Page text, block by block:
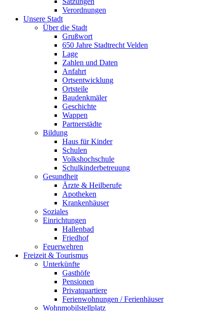
Verordnungen
Unsere Stadt
Über die Stadt
Grußwort
650 Jahre Stadtrecht Velden
Lage
Zahlen und Daten
Anfahrt
Ortsentwicklung
Ortsteile
Baudenkmäler
Geschichte
Wappen
Partnerstädte
Bildung
Haus für Kinder
Schulen
Volkshochschule
Schulkinderbetreuung
Gesundheit
Ärzte & Heilberufe
Apotheken
Krankenhäuser
Soziales
Einrichtungen
Hallenbad
Friedhof
Feuerwehren
Freizeit & Tourismus
Unterkünfte
Gasthöfe
Pensionen
Privatquartiere
Ferienwohnungen / Ferienhäuser
Wohnmobilstellplatz